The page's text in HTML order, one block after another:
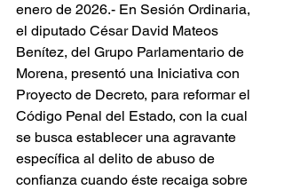
enero de 2026.- En Sesión Ordinaria,
el diputado César David Mateos
Benítez, del Grupo Parlamentario de
Morena, presentó una Iniciativa con
Proyecto de Decreto, para reformar el
Código Penal del Estado, con la cual
se busca establecer una agravante
específica al delito de abuso de
confianza cuando éste recaiga sobre